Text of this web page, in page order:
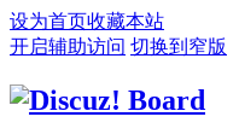
设为首页收藏本站
开启辅助访问 切换到窄版